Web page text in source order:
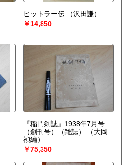
ヒットラー伝
（沢田謙）
￥14,850
『稲門剣誌』1938年7月号
（創刊号）（雑誌）
（大岡
禎編）
￥75,350